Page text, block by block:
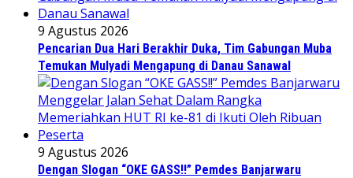
9 Agustus 2026
Pencarian Dua Hari Berakhir Duka, Tim Gabungan Muba
Temukan Mulyadi Mengapung di Danau Sanawal
9 Agustus 2026
Dengan Slogan “OKE GASS!!” Pemdes Banjarwaru